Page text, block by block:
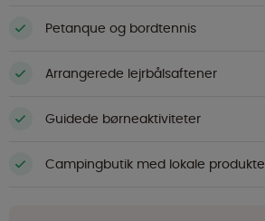
Petanque og bordtennis
Arrangerede lejrbålsaftener
Guidede børneaktiviteter
Campingbutik med lokale